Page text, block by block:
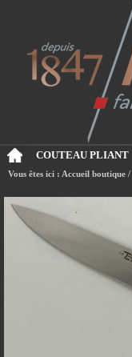
COUTEAU PLIANT
Vous êtes ici : Accueil boutique /